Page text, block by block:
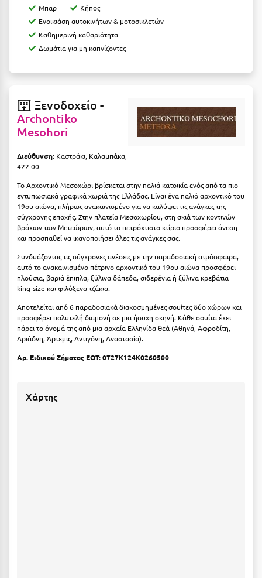
Ζαγοροχώρια
Ζάκυνθος
Ηράκλειο
Θ
Θάσος
Θεσσαλονίκη
Ιεράπετρα
Ιθάκη
Ικαρία
Ίος
Ιωάννινα
Κ
Καλάβρυτα
Μπαρ
Κήπος
Ενοικιάση αυτοκινήτων & μοτοσικλετών
Καθημερινή καθαριότητα
Δωμάτια για μη καπνίζοντες
Ξενοδοχείο -
Archontiko
Mesohori
Διεύθυνση: Καστράκι, Καλαμπάκα,
422 00
Το Αρχοντικό Μεσοχώρι βρίσκεται στην παλιά κατοικία ενός από τα πιο
εντυπωσιακά γραφικά χωριά της Ελλάδας. Είναι ένα παλιό αρχοντικό του
19ου αιώνα, πλήρως ανακαινισμένο για να καλύψει τις ανάγκες της
σύγχρονης εποχής. Στην πλατεία Μεσοχωρίου, στη σκιά των κοντινών
βράχων των Μετεώρων, αυτό το πετρόχτιστο κτίριο προσφέρει άνεση
και προσπαθεί να ικανοποιήσει όλες τις ανάγκες σας.
Συνδυάζοντας τις σύγχρονες ανέσεις με την παραδοσιακή ατμόσφαιρα,
αυτό το ανακαινισμένο πέτρινο αρχοντικό του 19ου αιώνα προσφέρει
πλούσια, βαριά έπιπλα, ξύλινα δάπεδα, σιδερένια ή ξύλινα κρεβάτια
king-size και φιλόξενα τζάκια.
Αποτελείται από 6 παραδοσιακά διακοσμημένες σουίτες δύο χώρων και
προσφέρει πολυτελή διαμονή σε μια ήσυχη σκηνή. Κάθε σουίτα έχει
πάρει το όνομά της από μια αρχαία Ελληνίδα θεά (Αθηνά, Αφροδίτη,
Αριάδνη, Άρτεμις, Αντιγόνη, Αναστασία).
Αρ. Ειδικού Σήματος ΕΟΤ:0727K124K0260500
Χάρτης